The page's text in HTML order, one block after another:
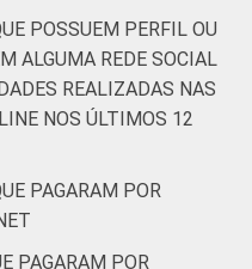
POSSUEM PERFIL OU
ALGUMA REDE SOCIAL
REALIZADAS NAS
NOS ÚLTIMOS 12
PAGARAM POR
PAGARAM POR